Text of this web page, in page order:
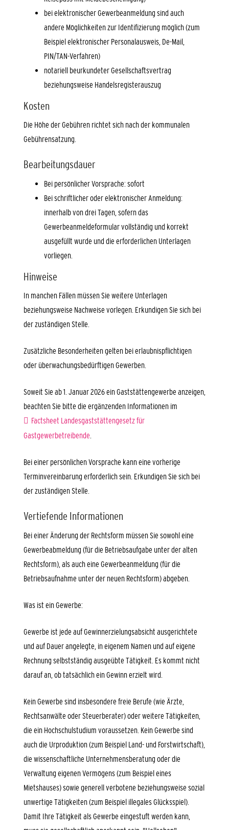
bei elektronischer Gewerbeanmeldung sind auch
andere Möglichkeiten zur Identifizierung möglich (zum
Beispiel elektronischer Personalausweis, De-Mail,
PIN/TAN-Verfahren)
notariell beurkundeter Gesellschaftsvertrag
beziehungsweise Handelsregisterauszug
Kosten
Die Höhe der Gebühren richtet sich nach der kommunalen
Gebührensatzung.
Bearbeitungsdauer
Bei persönlicher Vorsprache: sofort
Bei schriftlicher oder elektronischer Anmeldung:
innerhalb von drei Tagen, sofern das
Gewerbeanmeldeformular vollständig und korrekt
ausgefüllt wurde und die erforderlichen Unterlagen
vorliegen.
Hinweise
In manchen Fällen müssen Sie weitere Unterlagen
beziehungsweise Nachweise vorlegen. Erkundigen Sie sich bei
der zuständigen Stelle.
Zusätzliche Besonderheiten gelten bei erlaubnispflichtigen
oder überwachungsbedürftigen Gewerben.
Soweit Sie ab 1. Januar 2026 ein Gaststättengewerbe anzeigen,
beachten Sie bitte die ergänzenden Informationen im
Factsheet Landesgaststättengesetz für
Gastgewerbetreibende
Bei einer persönlichen Vorsprache kann eine vorherige
Terminvereinbarung erforderlich sein. Erkundigen Sie sich bei
der zuständigen Stelle.
Vertiefende Informationen
Bei einer Änderung der Rechtsform müssen Sie sowohl eine
Gewerbeabmeldung (für die Betriebsaufgabe unter der alten
Rechtsform), als auch eine Gewerbeanmeldung (für die
Betriebsaufnahme unter der neuen Rechtsform) abgeben.
Was ist ein Gewerbe:
Gewerbe ist jede auf Gewinnerzielungsabsicht ausgerichtete
und auf Dauer angelegte, in eigenem Namen und auf eigene
Rechnung selbstständig ausgeübte Tätigkeit. Es kommt nicht
darauf an, ob tatsächlich ein Gewinn erzielt wird.
Kein Gewerbe sind insbesondere freie Berufe (wie Ärzte,
Rechtsanwälte oder Steuerberater) oder weitere Tätigkeiten,
die ein Hochschulstudium voraussetzen. Kein Gewerbe sind
auch die Urproduktion (zum Beispiel Land- und Forstwirtschaft),
die wissenschaftliche Unternehmensberatung oder die
Verwaltung eigenen Vermögens (zum Beispiel eines
Mietshauses) sowie generell verbotene beziehungsweise sozial
unwertige Tätigkeiten (zum Beispiel illegales Glücksspiel).
Damit Ihre Tätigkeit als Gewerbe eingestuft werden kann,